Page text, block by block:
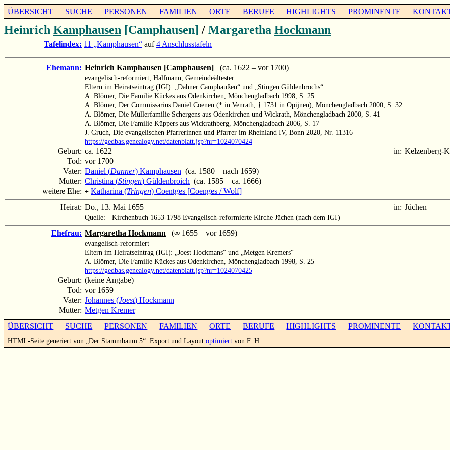
ÜBERSICHT SUCHE PERSONEN FAMILIEN ORTE BERUFE HIGHLIGHTS PROMINENTE
Heinrich Kamphausen [Camphausen] / Margaretha Hockmann
Tafelindex: 11 „Kamphausen“ auf4 Anschlusstafeln
Ehemann: Heinrich Kamphausen [Camphausen] (ca. 1622 – vor 1700)
evangelisch-reformiert; Halfmann, Gemeindeältester
Eltern im Heiratseintrag (IGI): „Dahner Camphaußen“ und „Stingen Güldenbrochs“
A. Blömer, Die Familie Kückes aus Odenkirchen, Mönchengladbach 1998, S. 25
A. Blömer, Der Commissarius Daniel Coenen (* in Venrath, † 1731 in Opijnen), Mönchengladbach 2000, S. 32
A. Blömer, Die Müllerfamilie Schergens aus Odenkirchen und Wickrath, Mönchengladbach 2000, S. 41
A. Blömer, Die Familie Küppers aus Wickrathberg, Mönchengladbach 2006, S. 17
J. Gruch, Die evangelischen Pfarrerinnen und Pfarrer im Rheinland IV, Bonn 2020, Nr. 11316
https://gedbas.genealogy.net/datenblatt.jsp?nr=1024070424
Geburt: ca. 1622 in: Kelzenberg-
Tod: vor 1700
Vater: Daniel (Danner) Kamphausen (ca. 1580 – nach 1659)
Mutter: Christina (Stingen) Güldenbroich (ca. 1585 – ca. 1666)
weitere Ehe: + Katharina (Tringen) Coentges [Coenges / Wolf]
Heirat: Do., 13. Mai 1655 in: Jüchen
Quelle: Kirchenbuch 1653-1798 Evangelisch-reformierte Kirche Jüchen (nach dem IGI)
Ehefrau: Margaretha Hockmann (∞ 1655 – vor 1659)
evangelisch-reformiert
Eltern im Heiratseintrag (IGI): „Joest Hockmans“ und „Metgen Kremers“
A. Blömer, Die Familie Kückes aus Odenkirchen, Mönchengladbach 1998, S. 25
https://gedbas.genealogy.net/datenblatt.jsp?nr=1024070425
Geburt: (keine Angabe)
Tod: vor 1659
Vater: Johannes (Joest) Hockmann
Mutter: Metgen Kremer
ÜBERSICHT
SUCHE PERSONEN FAMILIEN ORTE BERUFE HIGHLIGHTS PROMINENTE
HTML-Seite generiert von „Der Stammbaum 5“. Export und Layoutoptimiert von F. H.